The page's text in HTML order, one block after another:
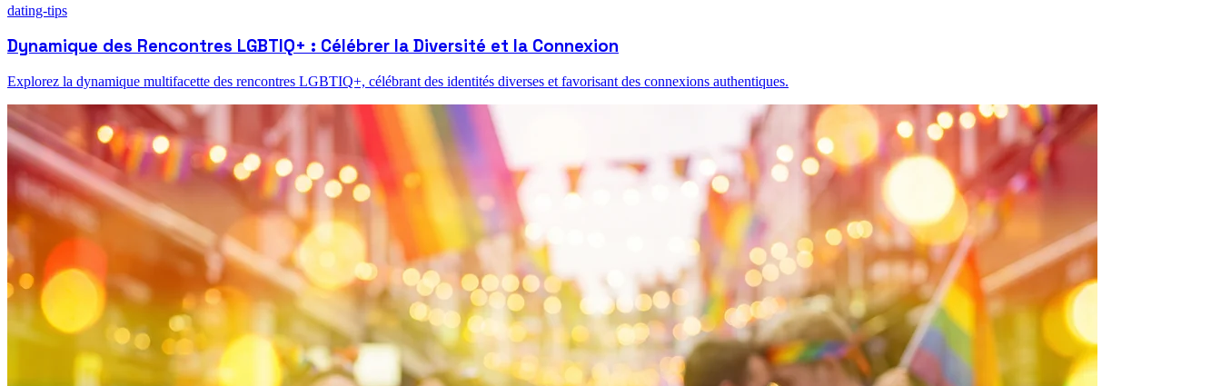
dating-tips
Dynamique des Rencontres LGBTIQ+ : Célébrer la Diversité et la Connexion
Explorez la dynamique multifacette des rencontres LGBTIQ+, célébrant des identités diverses et favorisant des connexions authentiques.